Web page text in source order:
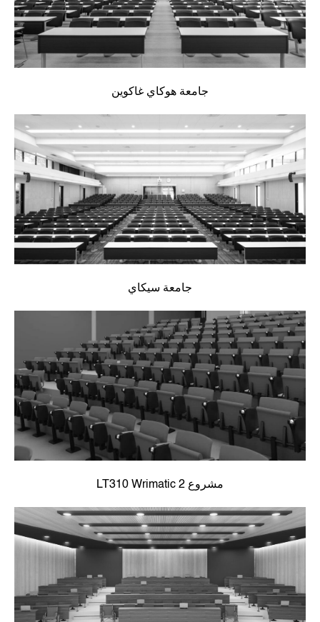
جامعة هوكاي غاكوين
جامعة سيكاي
مشروع LT310 Wrimatic 2